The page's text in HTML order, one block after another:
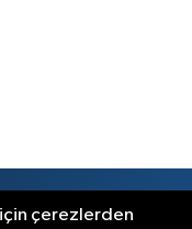
çerezlerden